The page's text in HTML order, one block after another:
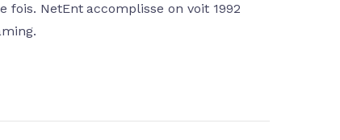
NetEnt accomplisse on voit 1992